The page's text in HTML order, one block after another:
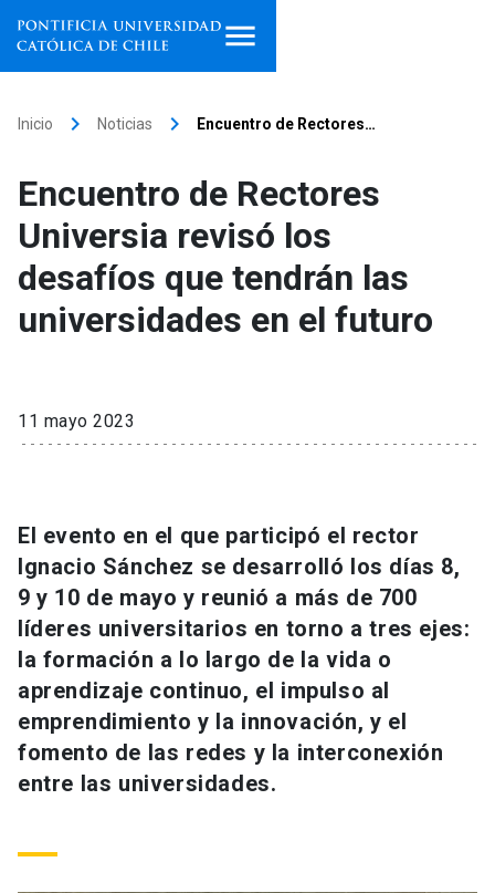
Facultades, escuelas e
institutos
Investigación
Información para keyboard_arrow_down
Futuros estudiantes
Estudiantes
Académicos
Personal
Go to english site launch
ACCESOS DIRECTOS
Admisión launch
Inicio keyboard_arrow_right Noticias keyboard_arrow_right Encuentro de Rectores…
Encuentro de Rectores
Universia revisó los
desafíos que tendrán las
universidades en el futuro
11 mayo 2023
El evento en el que participó el rector
Ignacio Sánchez se desarrolló los días 8,
9 y 10 de mayo y reunió a más de 700
líderes universitarios en torno a tres ejes:
la formación a lo largo de la vida o
aprendizaje continuo, el impulso al
emprendimiento y la innovación, y el
fomento de las redes y la interconexión
entre las universidades.